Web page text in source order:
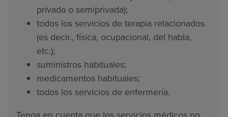
privada o semiprivada);
todos los servicios de terapia relacionados
(es decir., física, ocupacional, del habla,
etc.);
suministros habituales;
medicamentos habituales;
todos los servicios de enfermería.